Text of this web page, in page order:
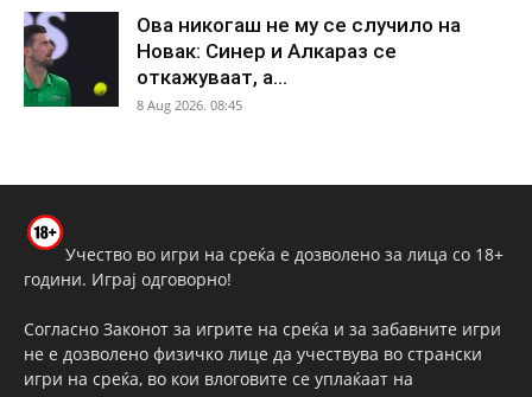
Ова никогаш не му се случило на
Новак: Синер и Алкараз се
откажуваат, а...
8 Aug 2026. 08:45
Учество во игри на среќа е дозволено за лица со 18+
години. Играј одговорно!
Согласно Законот за игрите на среќа и за забавните игри
не е дозволено физичко лице да учествува во странски
игри на среќа, во кои влоговите се уплаќаат на